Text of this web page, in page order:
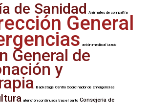
de Sanidad Animales de compañía
General
avión medicalizado
General de
y
Backstage Centro Coordinador de Emergencias
atención continuada tras el parto Consejería de